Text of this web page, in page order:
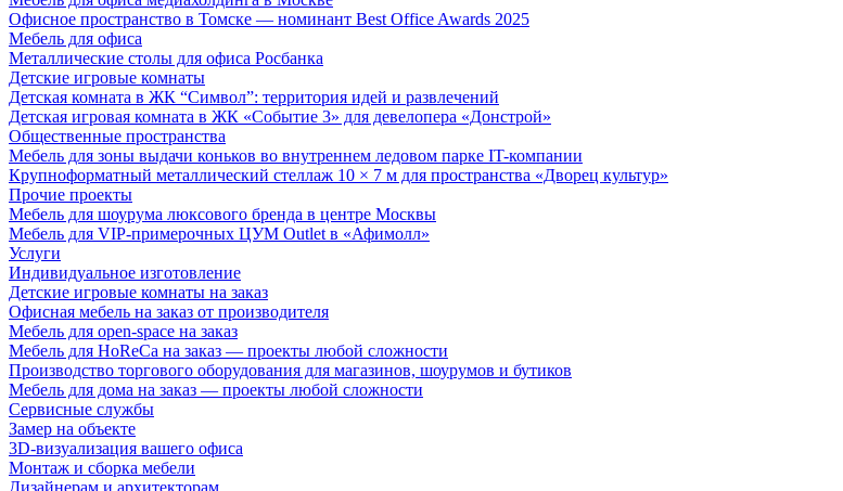
Офисное пространство в Томске — номинант Best Office Awards 2025
Мебель для офиса
Металлические столы для офиса Росбанка
Детские игровые комнаты
Детская комната в ЖК “Символ”: территория идей и развлечений
Детская игровая комната в ЖК «Событие 3» для девелопера «Донстрой»
Общественные пространства
Мебель для зоны выдачи коньков во внутреннем ледовом парке IT-компании
Крупноформатный металлический стеллаж 10 × 7 м для пространства «Дворец культур»
Прочие проекты
Мебель для шоурума люксового бренда в центре Москвы
Мебель для VIP-примерочных ЦУМ Outlet в «Афимолл»
Услуги
Индивидуальное изготовление
Детские игровые комнаты на заказ
Офисная мебель на заказ от производителя
Мебель для open-space на заказ
Мебель для HoReCa на заказ — проекты любой сложности
Производство торгового оборудования для магазинов, шоурумов и бутиков
Мебель для дома на заказ — проекты любой сложности
Сервисные службы
Замер на объекте
3D-визуализация вашего офиса
Монтаж и сборка мебели
Дизайнерам и архитекторам